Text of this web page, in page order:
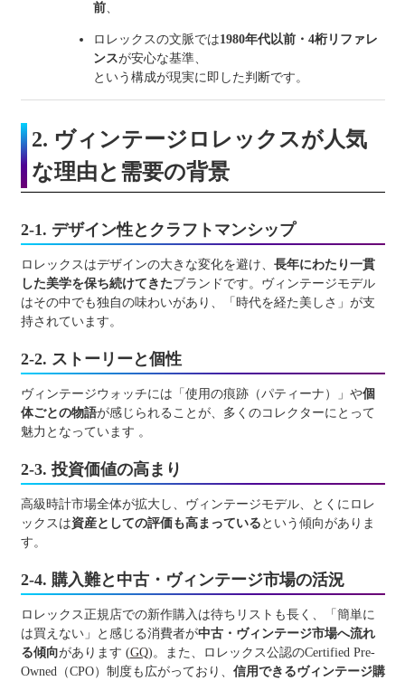
前、
ロレックスの文脈では1980年代以前・4桁リファレ
ンスが安心な基準、
という構成が現実に即した判断です。
2. ヴィンテージロレックスが人気
な理由と需要の背景
2-1. デザイン性とクラフトマンシップ
ロレックスはデザインの大きな変化を避け、 長年にわたり一貫
した美学を保ち続けてきたブランドです。ヴィンテージモデル
はその中でも独自の味わいがあり、「時代を経た美しさ」が支
持されています。
2-2. ストーリーと個性
ヴィンテージウォッチには「使用の痕跡（パティーナ）」や個
体ごとの物語が感じられることが、多くのコレクターにとって
魅力となっています 。
2-3. 投資価値の高まり
高級時計市場全体が拡大し、ヴィンテージモデル、とくにロレ
ックスは資産としての評価も高まっている という傾向がありま
す。
2-4. 購入難と中古・ヴィンテージ市場の活況
ロレックス正規店での新作購入は待ちリストも長く、「簡単に
は買えない」と感じる消費者が中古・ヴィンテージ市場へ流れ
る傾向があります (GQ)。また、ロレックス公認のCertified Pre-
Owned（CPO）制度も広がっており、 信用できるヴィンテージ購